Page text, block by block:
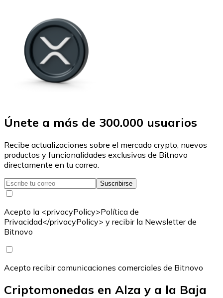
Únete a más de 300.000 usuarios
Recibe actualizaciones sobre el mercado crypto, nuevos
productos y funcionalidades exclusivas de Bitnovo
directamente en tu correo.
Suscribirse
Acepto la <privacyPolicy>Política de
Privacidad</privacyPolicy> y recibir la Newsletter de
Bitnovo
Acepto recibir comunicaciones comerciales de Bitnovo
Criptomonedas en Alza y a la Baja